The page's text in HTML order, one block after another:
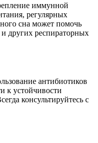
иммунной
регулярных
сна может помочь
и других респираторных
антибиотиков
к устойчивости
консультируйтесь с